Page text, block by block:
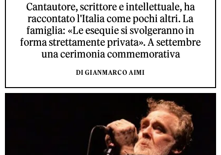
Cantautore, scrittore e intellettuale, ha
raccontato l'Italia come pochi altri. La
famiglia: «Le esequie si svolgeranno in
forma strettamente privata». A settembre
una cerimonia commemorativa
DI GIANMARCO AIMI